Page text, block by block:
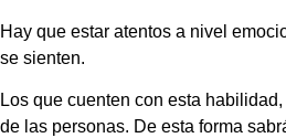
Hay que estar atentos a nivel
se sienten.
Los que cuenten con esta
de las personas. De esta forma